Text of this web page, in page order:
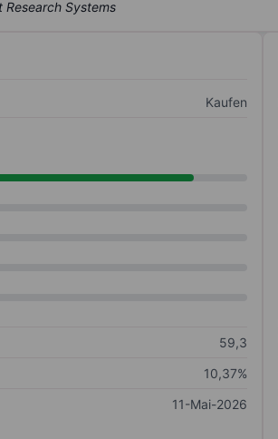
Kaufen
59,3
10,37%
11-Mai-2026